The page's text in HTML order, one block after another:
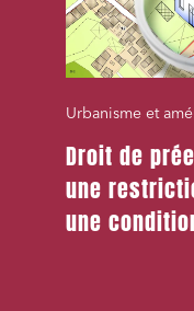
Urbanisme et
Droit de
une
une